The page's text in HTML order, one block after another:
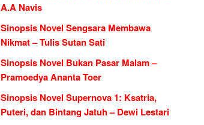
A.A Navis
Sinopsis Novel Sengsara Membawa
Nikmat – Tulis Sutan Sati
Sinopsis Novel Bukan Pasar Malam –
Pramoedya Ananta Toer
Sinopsis Novel Supernova 1: Ksatria,
Puteri, dan Bintang Jatuh – Dewi Lestari